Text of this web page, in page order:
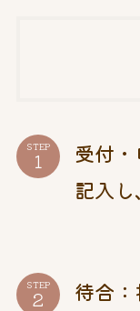
STEP
受付
記入
STEP
待合